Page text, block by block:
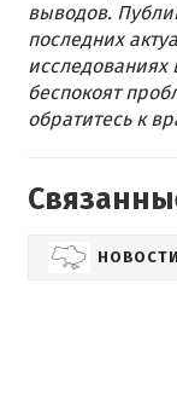
выводов.
последних
исследованиях
беспокоят
обратитесь к